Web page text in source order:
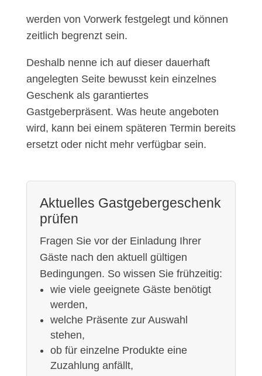
werden von Vorwerk festgelegt und können
zeitlich begrenzt sein.
Deshalb nenne ich auf dieser dauerhaft
angelegten Seite bewusst kein einzelnes
Geschenk als garantiertes
Gastgeberpräsent. Was heute angeboten
wird, kann bei einem späteren Termin bereits
ersetzt oder nicht mehr verfügbar sein.
Aktuelles Gastgebergeschenk
prüfen
Fragen Sie vor der Einladung Ihrer
Gäste nach den aktuell gültigen
Bedingungen. So wissen Sie frühzeitig:
wie viele geeignete Gäste benötigt
werden,
welche Präsente zur Auswahl
stehen,
ob für einzelne Produkte eine
Zuzahlung anfällt,